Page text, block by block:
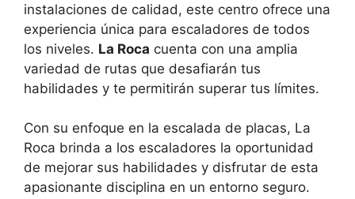
instalaciones de calidad, este centro ofrece una
experiencia única para escaladores de todos
los niveles. La Roca cuenta con una amplia
variedad de rutas que desafiarán tus
habilidades y te permitirán superar tus límites.
Con su enfoque en la escalada de placas, La
Roca brinda a los escaladores la oportunidad
de mejorar sus habilidades y disfrutar de esta
apasionante disciplina en un entorno seguro.